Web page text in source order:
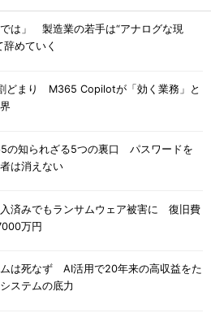
では」 製造業の若手は“アナログな現
辞めていく
どまり M365 Copilotが「効く業務」と
の知られざる5つの裏口 パスワードを
は消えない
済みでもランサムウェア被害に 復旧費
万円
は死なず AI活用で20年来の高収益をた
ステムの底力